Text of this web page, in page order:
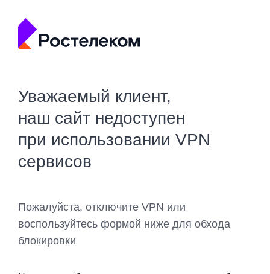
Уважаемый клиент,
наш сайт недоступен
при использовании VPN
сервисов
Пожалуйста, отключите VPN или
воспользуйтесь формой ниже для обхода
блокировки